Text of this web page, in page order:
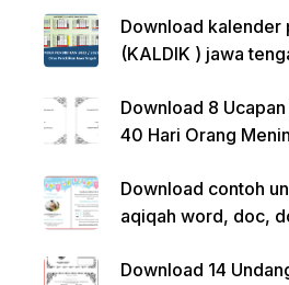
Download kalender
(KALDIK ) jawa
Download 8
40 Hari Orang
Download contoh
aqiqah word, doc,
Download 14